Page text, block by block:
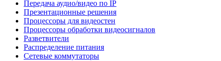
Передача аудио/видео по IP
Презентационные решения
Процессоры для видеостен
Процессоры обработки видеосигналов
Разветвители
Распределение питания
Сетевые коммутаторы